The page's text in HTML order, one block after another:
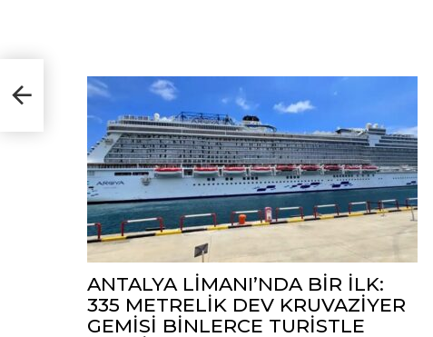
ANTALYA LİMANI’NDA BİR İLK:
335 METRELİK DEV KRUVAZİYER
GEMİSİ BİNLERCE TURİSTLE